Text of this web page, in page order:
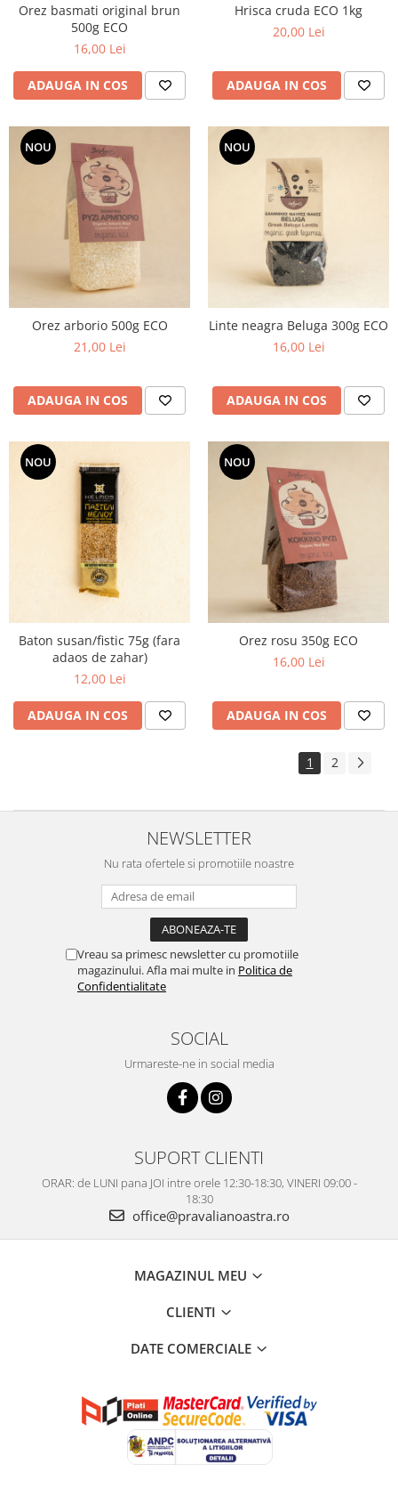
Orez basmati original brun
500g ECO
16,00 Lei
ADAUGA IN COS
Hrisca cruda ECO 1kg
20,00 Lei
ADAUGA IN COS
NOU
Orez arborio 500g ECO
21,00 Lei
ADAUGA IN COS
NOU
Linte neagra Beluga 300g ECO
16,00 Lei
ADAUGA IN COS
NOU
Baton susan/fistic 75g (fara
adaos de zahar)
12,00 Lei
ADAUGA IN COS
NOU
Orez rosu 350g ECO
16,00 Lei
ADAUGA IN COS
1 2
NEWSLETTER
Nu rata ofertele si promotiile noastre
Vreau sa primesc newsletter cu promotiile
magazinului. Afla mai multe in Politica de
Confidentialitate
SOCIAL
Urmareste-ne in social media
SUPORT CLIENTI
ORAR: de LUNI pana JOI intre orele 12:30-18:30, VINERI 09:00 -
18:30
office@pravalianoastra.ro
MAGAZINUL MEU
CLIENTI
DATE COMERCIALE